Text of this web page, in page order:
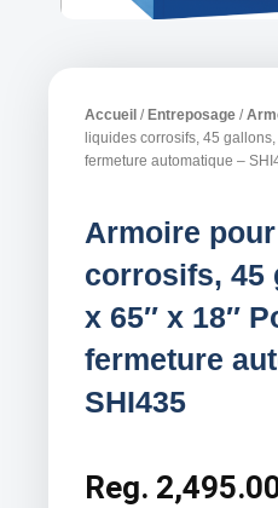
Accueil /Entreposage /
liquides corrosifs, 45 gallons,
fermeture automatique –
Armoire
corrosifs, 45
x 65″ x 18″
fermeture
SHI435
Reg.